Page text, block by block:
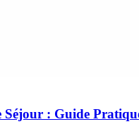
Séjour : Guide